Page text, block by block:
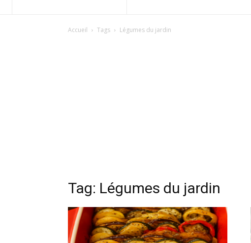
Accueil Tags Légumes du jardin
Tag: Légumes du jardin